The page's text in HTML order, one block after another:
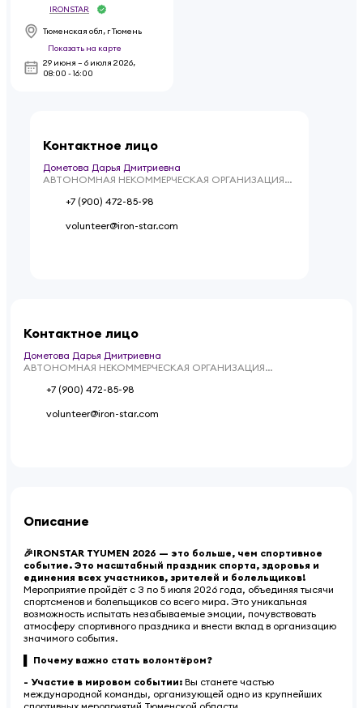
IRONSTAR
Тюменская обл, г Тюмень
Показать на карте
29 июня – 6 июля 2026,
08:00 - 16:00
Контактное лицо
Дометова Дарья Дмитриевна
АВТОНОМНАЯ НЕКОММЕРЧЕСКАЯ ОРГАНИЗАЦИЯ
+7 (900) 472-85-98
volunteer@iron-star.com
Контактное лицо
Дометова Дарья Дмитриевна
АВТОНОМНАЯ НЕКОММЕРЧЕСКАЯ ОРГАНИЗАЦИЯ
+7 (900) 472-85-98
volunteer@iron-star.com
Описание
🎉IRONSTAR TYUMEN 2026 — это больше, чем спортивное
событие. Это масштабный праздник спорта, здоровья и
единения всех участников, зрителей и болельщиков!
Мероприятие пройдёт с 3 по 5 июля 2026 года, объединяя тысячи
спортсменов и болельщиков со всего мира. Это уникальная
возможность испытать незабываемые эмоции, почувствовать
атмосферу спортивного праздника и внести вклад в организацию
значимого события.
▌ Почему важно стать волонтёром?
- Участие в мировом событии: Вы станете частью
международной команды, организующей одно из крупнейших